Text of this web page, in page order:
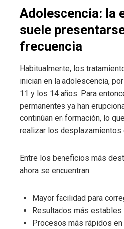
Adolescencia: la
suele
frecuencia
Habitualmente, los
inician en la adolescencia,
11 y los 14 años. Para
permanentes ya han
continúan en formación, lo
realizar los desplazamientos
Entre los beneficios más
ahora se encuentran:
Mayor facilidad para
Resultados más estables
Procesos más rápidos